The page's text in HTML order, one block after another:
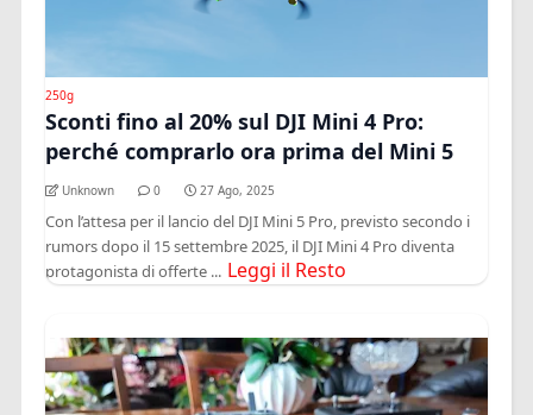
250g
Sconti fino al 20% sul DJI Mini 4 Pro:
perché comprarlo ora prima del Mini 5
Unknown 0 27 Ago, 2025
Con l’attesa per il lancio del DJI Mini 5 Pro, previsto secondo i
rumors dopo il 15 settembre 2025, il DJI Mini 4 Pro diventa
protagonista di offerte ... Leggi il Resto